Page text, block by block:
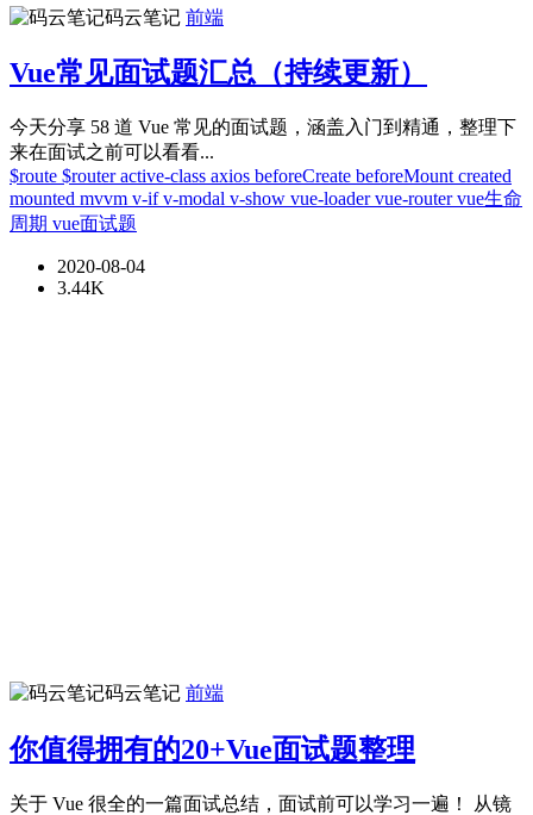
码云笔记 前端
Vue常见面试题汇总（持续更新）
今天分享 58 道 Vue 常见的面试题，涵盖入门到精通，整理下
来在面试之前可以看看...
$route $router active-class axios beforeCreate beforeMount created
mounted mvvm v-if v-modal v-show vue-loader vue-router vue生命
周期 vue面试题
2020-08-04
3.44K
码云笔记 前端
你值得拥有的20+Vue面试题整理
关于 Vue 很全的一篇面试总结，面试前可以学习一遍！ 从镜